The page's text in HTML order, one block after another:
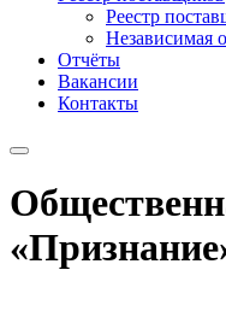
Реестр
Независимая
Отчёты
Вакансии
Контакты